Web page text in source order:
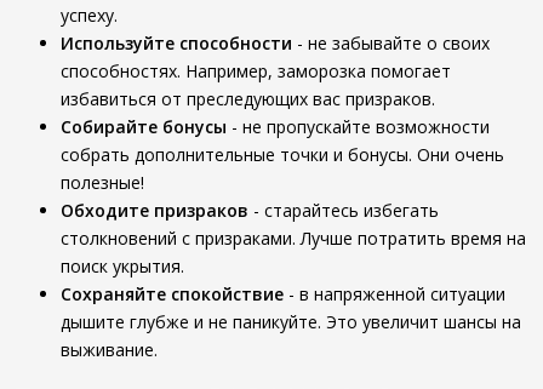
успеху.
Используйте способности - не забывайте о своих
способностях. Например, заморозка помогает
избавиться от преследующих вас призраков.
Собирайте бонусы - не пропускайте возможности
собрать дополнительные точки и бонусы. Они очень
полезные!
Обходите призраков - старайтесь избегать
столкновений с призраками. Лучше потратить время на
поиск укрытия.
Сохраняйте спокойствие - в напряженной ситуации
дышите глубже и не паникуйте. Это увеличит шансы на
выживание.